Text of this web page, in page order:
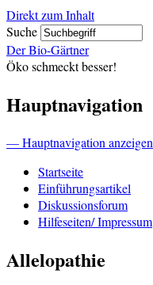
Direkt zum Inhalt
Suche
Der Bio-Gärtner
Öko schmeckt besser!
Hauptnavigation
— Hauptnavigation anzeigen
Startseite
Einführungsartikel
Diskussionsforum
Hilfeseiten/ Impressum
Allelopathie